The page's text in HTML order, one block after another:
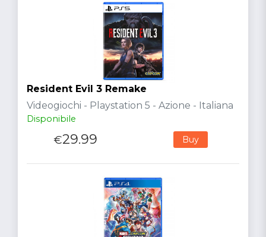
Resident Evil 3 Remake
Videogiochi - Playstation 5 - Azione - Italiana
Disponibile
€29.99 Buy